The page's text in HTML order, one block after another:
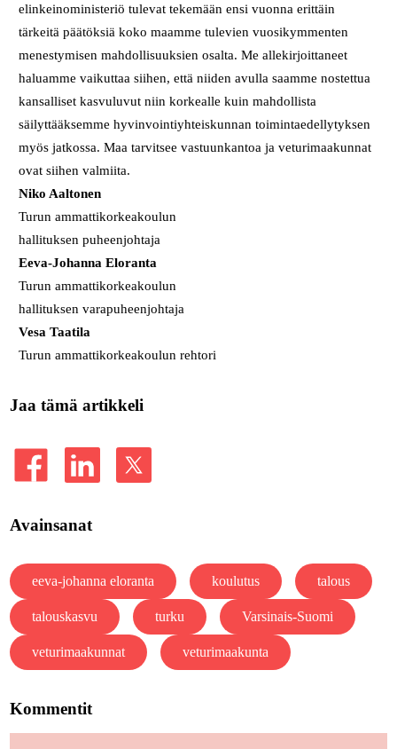
elinkeinoministeriö tulevat tekemään ensi vuonna erittäin
tärkeitä päätöksiä koko maamme tulevien vuosikymmenten
menestymisen mahdollisuuksien osalta. Me allekirjoittaneet
haluamme vaikuttaa siihen, että niiden avulla saamme nostettua
kansalliset kasvuluvut niin korkealle kuin mahdollista
säilyttääksemme hyvinvointiyhteiskunnan toimintaedellytyksen
myös jatkossa. Maa tarvitsee vastuunkantoa ja veturimaakunnat
ovat siihen valmiita.
Niko Aaltonen
Turun ammattikorkeakoulun
hallituksen puheenjohtaja
Eeva-Johanna Eloranta
Turun ammattikorkeakoulun
hallituksen varapuheenjohtaja
Vesa Taatila
Turun ammattikorkeakoulun rehtori
Jaa tämä artikkeli
Avainsanat
eeva-johanna eloranta koulutus talous
talouskasvu turku Varsinais-Suomi
veturimaakunnat veturimaakunta
Kommentit